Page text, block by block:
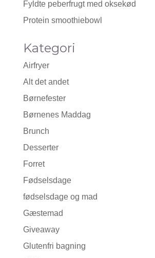
Fyldte peberfrugt med oksekød
Protein smoothiebowl
Kategori
Airfryer
Alt det andet
Børnefester
Børnenes Maddag
Brunch
Desserter
Forret
Fødselsdage
fødselsdage og mad
Gæstemad
Giveaway
Glutenfri bagning